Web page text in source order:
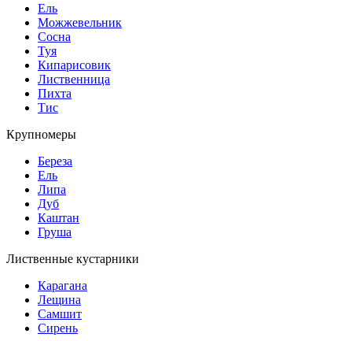
Ель
Можжевельник
Сосна
Туя
Кипарисовик
Лиственница
Пихта
Тис
Крупномеры
Береза
Ель
Липа
Дуб
Каштан
Груша
Лиственные кустарники
Карагана
Лещина
Самшит
Сирень